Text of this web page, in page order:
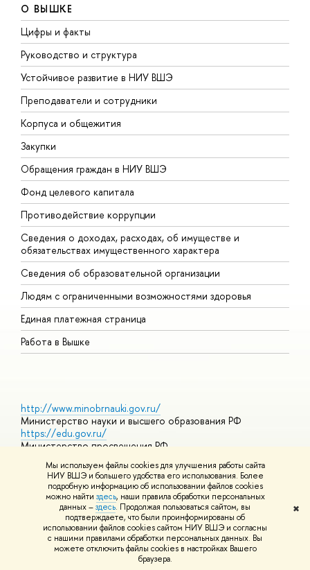
Мы используем файлы cookies для улучшения работы сайта
НИУ ВШЭ и большего удобства его использования. Более
подробную информацию об использовании файлов cookies
можно найти здесь, наши правила обработки персональных
данных –здесь. Продолжая пользоваться сайтом, вы
подтверждаете, что были проинформированы об
использовании файлов cookies сайтом НИУ ВШЭ и согласны
с нашими правилами обработки персональных данных. Вы
можете отключить файлы cookies в настройках Вашего
браузера.
✖
О ВЫШКЕ
Цифры и факты
Руководство и структура
Устойчивое развитие в НИУ ВШЭ
Преподаватели и сотрудники
Корпуса и общежития
Закупки
Обращения граждан в НИУ ВШЭ
Фонд целевого капитала
Противодействие коррупции
Сведения о доходах, расходах, об имуществе и
обязательствах имущественного характера
Сведения об образовательной организации
Людям с ограниченными возможностями здоровья
Единая платежная страница
Работа в Вышке
http://www.minobrnauki.gov.ru/
Министерство науки и высшего образования РФ
https://edu.gov.ru/
Министерство просвещения РФ
https://elearning.hse.ru/mooc
Массовые открытые онлайн-курсы
© НИУ ВШЭ 1993–2026 Адреса и контактыУсловия
использования материалов Политика конфиденциальности
Шрифты HSE Sans и HSE Slab разработаны вШколе дизайна НИУ